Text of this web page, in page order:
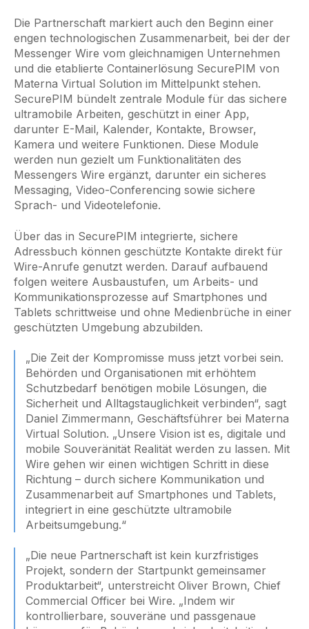
Die Partnerschaft markiert auch den Beginn einer
engen technologischen Zusammenarbeit, bei der der
Messenger Wire vom gleichnamigen Unternehmen
und die etablierte Containerlösung SecurePIM von
Materna Virtual Solution im Mittelpunkt stehen.
SecurePIM bündelt zentrale Module für das sichere
ultramobile Arbeiten, geschützt in einer App,
darunter E-Mail, Kalender, Kontakte, Browser,
Kamera und weitere Funktionen. Diese Module
werden nun gezielt um Funktionalitäten des
Messengers Wire ergänzt, darunter ein sicheres
Messaging, Video-Conferencing sowie sichere
Sprach- und Videotelefonie.
Über das in SecurePIM integrierte, sichere
Adressbuch können geschützte Kontakte direkt für
Wire-Anrufe genutzt werden. Darauf aufbauend
folgen weitere Ausbaustufen, um Arbeits- und
Kommunikationsprozesse auf Smartphones und
Tablets schrittweise und ohne Medienbrüche in einer
geschützten Umgebung abzubilden.
„Die Zeit der Kompromisse muss jetzt vorbei sein.
Behörden und Organisationen mit erhöhtem
Schutzbedarf benötigen mobile Lösungen, die
Sicherheit und Alltagstauglichkeit verbinden“, sagt
Daniel Zimmermann, Geschäftsführer bei Materna
Virtual Solution. „Unsere Vision ist es, digitale und
mobile Souveränität Realität werden zu lassen. Mit
Wire gehen wir einen wichtigen Schritt in diese
Richtung – durch sichere Kommunikation und
Zusammenarbeit auf Smartphones und Tablets,
integriert in eine geschützte ultramobile
Arbeitsumgebung.“
„Die neue Partnerschaft ist kein kurzfristiges
Projekt, sondern der Startpunkt gemeinsamer
Produktarbeit“, unterstreicht Oliver Brown, Chief
Commercial Officer bei Wire. „Indem wir
kontrollierbare, souveräne und passgenaue